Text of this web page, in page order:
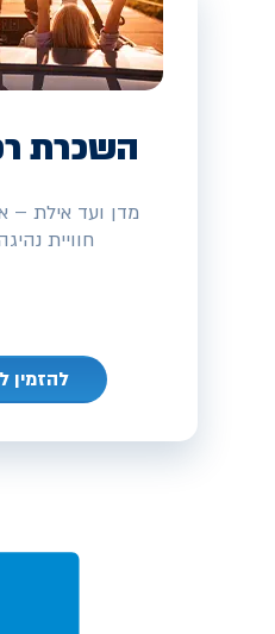
השכרת
מדן ועד אילת –
חוויית
להזמין